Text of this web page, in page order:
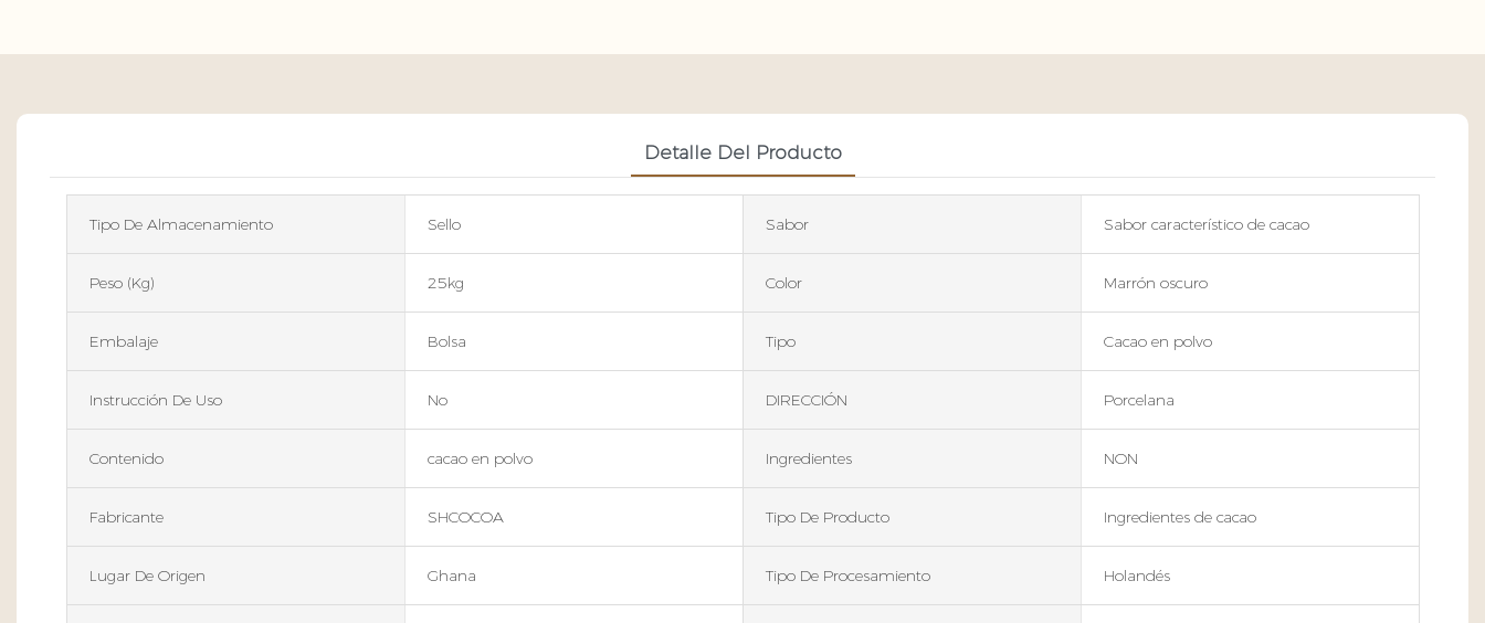
Detalle Del Producto
Tipo De Almacenamiento Sello Sabor Sabor característico de cacao
Peso (kg) 25kg Color Marrón oscuro
Embalaje Bolsa Tipo Cacao en polvo
Instrucción De Uso No DIRECCIÓN Porcelana
Contenido cacao en polvo Ingredientes NON
Fabricante SHCOCOA Tipo De Producto Ingredientes de cacao
Lugar De Origen Ghana Tipo De Procesamiento Holandés